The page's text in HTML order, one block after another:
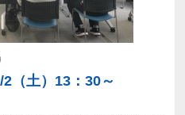
（土）13：30～